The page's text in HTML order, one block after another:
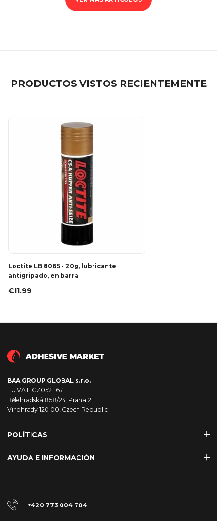
PRODUCTOS VISTOS RECIENTEMENTE
Loctite LB 8065 - 20g, lubricante
antigripado, en barra
€11.99
BAA GROUP GLOBAL s.r.o.
EU VAT: CZ05211671
Bělehradská 858/23, Praha 2
Vinohrady 120 00, Czech Republic
POLÍTICAS
AYUDA E INFORMACIÓN
+420 773 004 704